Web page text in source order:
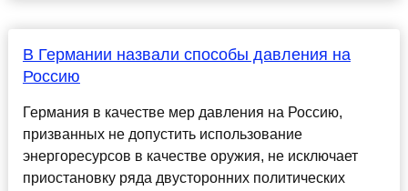
В Германии назвали способы давления на
Россию
Германия в качестве мер давления на Россию,
призванных не допустить использование
энергоресурсов в качестве оружия, не исключает
приостановку ряда двусторонних политических